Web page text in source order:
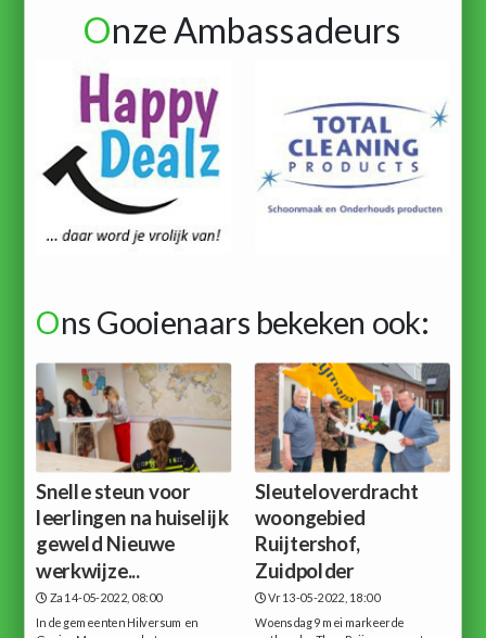
Onze Ambassadeurs
Ons Gooienaars bekeken ook:
Snelle steun voor
leerlingen na huiselijk
geweld Nieuwe
werkwijze...
Za 14-05-2022, 08:00
In de gemeenten Hilversum en
Sleuteloverdracht
woongebied
Ruijtershof,
Zuidpolder
Vr 13-05-2022, 18:00
Woensdag 9 mei markeerde